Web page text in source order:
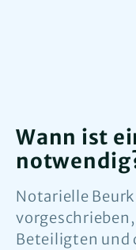
Wann ist
Notarielle
Beteiligten und